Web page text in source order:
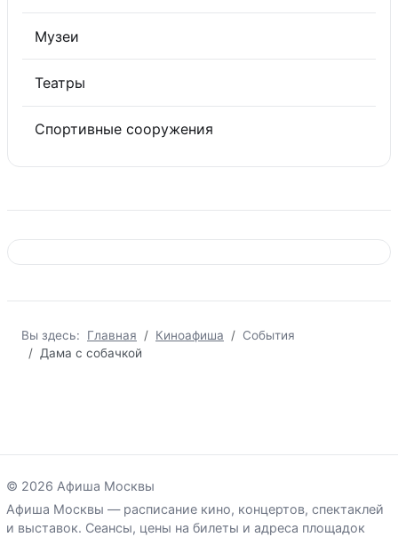
Музеи
Театры
Спортивные сооружения
Вы здесь: Главная Киноафиша
События
Дама с собачкой
© 2026 Афиша Москвы
Афиша Москвы — расписание кино, концертов, спектаклей
и выставок. Сеансы, цены на билеты и адреса площадок